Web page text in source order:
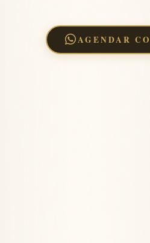
AGENDAR